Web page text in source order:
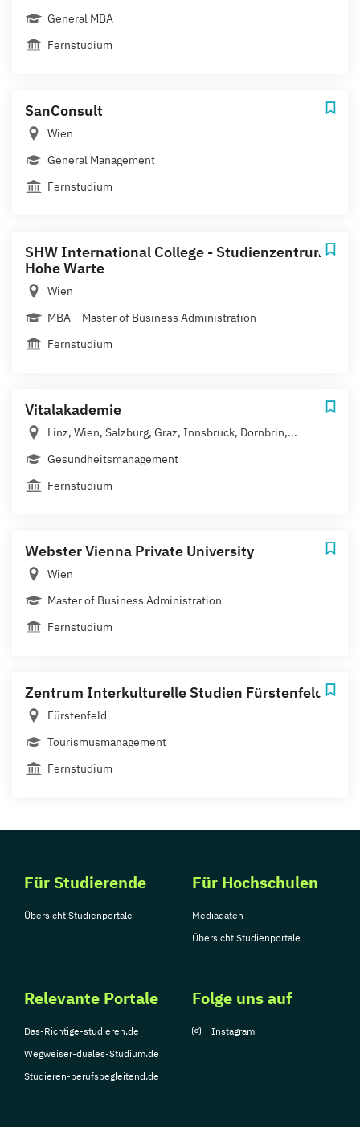
General MBA
Fernstudium
SanConsult
Wien
General Management
Fernstudium
SHW International College - Studienzentrum
Hohe Warte
Wien
MBA – Master of Business Administration
Fernstudium
Vitalakademie
Linz, Wien, Salzburg, Graz, Innsbruck, Dornbrin,...
Gesundheitsmanagement
Fernstudium
Webster Vienna Private University
Wien
Master of Business Administration
Fernstudium
Zentrum Interkulturelle Studien Fürstenfeld
Fürstenfeld
Tourismusmanagement
Fernstudium
Für Studierende
Übersicht Studienportale
Für Hochschulen
Mediadaten
Übersicht Studienportale
Relevante Portale
Das-Richtige-studieren.de
Wegweiser-duales-Studium.de
Studieren-berufsbegleitend.de
Folge uns auf
Instagram